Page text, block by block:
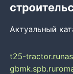
Актуальный
t25-tractor.ru
gbmk.spb.ru